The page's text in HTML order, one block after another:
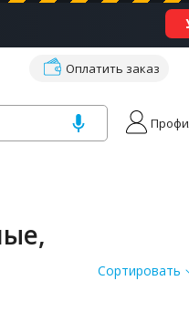
Оплатить заказ
Сортировать